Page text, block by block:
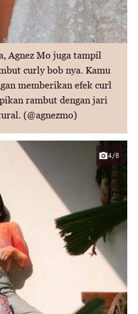
Agnez Mo juga tampil
curly bob nya. Kamu
memberikan efek curl
rambut dengan jari
(@agnezmo)
4/8